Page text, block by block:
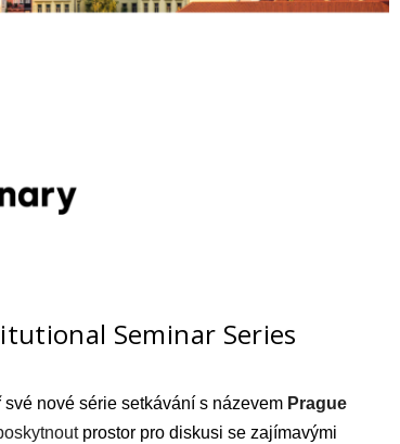
Seminar Series
nové série setkávání s názevem Prague
prostor pro diskusi se zajímavými